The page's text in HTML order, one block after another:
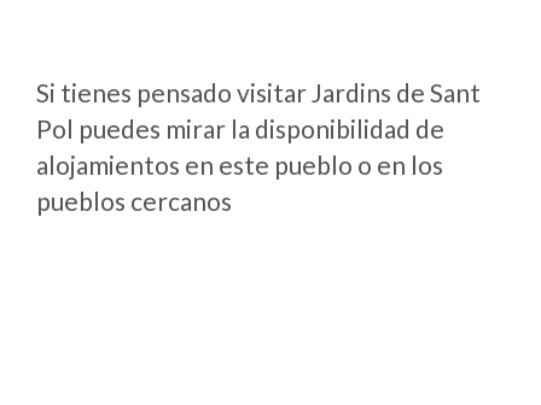
Si tienes pensado visitar Jardins de Sant
Pol puedes mirar la disponibilidad de
alojamientos en este pueblo o en los
pueblos cercanos